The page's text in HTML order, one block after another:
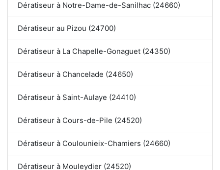
Dératiseur à Notre-Dame-de-Sanilhac (24660)
Dératiseur au Pizou (24700)
Dératiseur à La Chapelle-Gonaguet (24350)
Dératiseur à Chancelade (24650)
Dératiseur à Saint-Aulaye (24410)
Dératiseur à Cours-de-Pile (24520)
Dératiseur à Coulounieix-Chamiers (24660)
Dératiseur à Mouleydier (24520)